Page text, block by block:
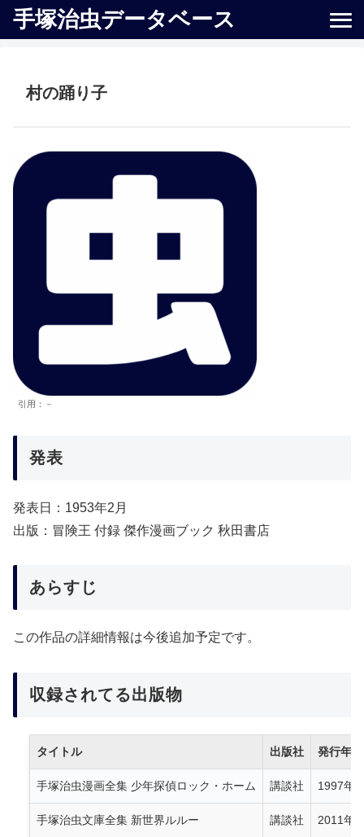
手塚治虫データベース
村の踊り子
引用：－
発表
発表日：1953年2月
出版：冒険王 付録 傑作漫画ブック 秋田書店
あらすじ
この作品の詳細情報は今後追加予定です。
収録されてる出版物
タイトル 出版社 発行年
手塚治虫漫画全集 少年探偵ロック・ホーム 講談社 1997年
手塚治虫文庫全集 新世界ルルー 講談社 2011年9